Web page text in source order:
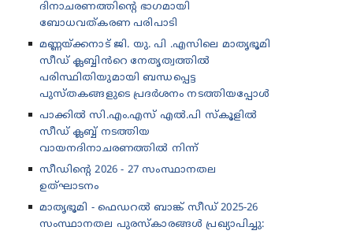
ദിനാചരണത്തിന്റെ ഭാഗമായി
ബോധവത്കരണ പരിപാടി
മണ്ണയ്ക്കനാട് ജി. യു. പി .എസിലെ മാതൃഭൂമി
സീഡ് ക്ലബ്ബിൻറെ നേതൃത്വത്തിൽ
പരിസ്ഥിതിയുമായി ബന്ധപ്പെട്ട
പുസ്തകങ്ങളുടെ പ്രദർശനം നടത്തിയപ്പോൾ
പാക്കിൽ സി.എം.എസ് എൽ.പി സ്കൂളിൽ
സീഡ് ക്ലബ്ബ് നടത്തിയ
വായനദിനാചരണത്തിൽ നിന്ന്
സീഡിന്റെ 2026 - 27 സംസ്ഥാനതല
ഉത്‌ഘാടനം
മാതൃഭൂമി - ഫെഡറൽ ബാങ്ക് സീഡ് 2025-26
സംസ്ഥാനതല പുരസ്കാരങ്ങൾ പ്രഖ്യാപിച്ചു: